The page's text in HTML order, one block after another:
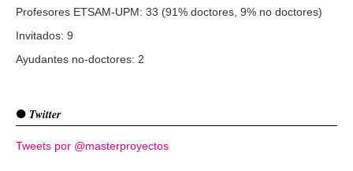
Profesores ETSAM-UPM: 33 (91% doctores, 9% no doctores)
Invitados: 9
Ayudantes no-doctores: 2
Twitter
Tweets por @masterproyectos